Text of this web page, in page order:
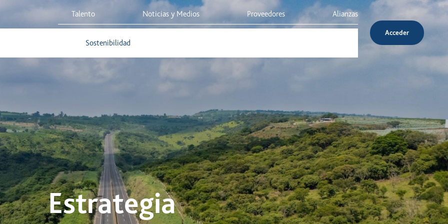
Talento Noticias y Medios Proveedores Alianzas
Sostenibilidad
Acceder
Estrategia